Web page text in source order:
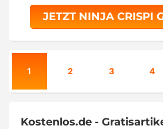
JETZT NINJA CRISPI
1 2 3 4
Kostenlos.de -